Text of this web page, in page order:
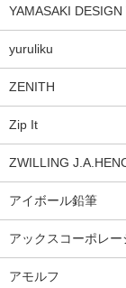
YAMASAKI
yuruliku
ZENITH
Zip It
ZWILLING
アイボール鉛筆
アックスコーポレー
アモルフ